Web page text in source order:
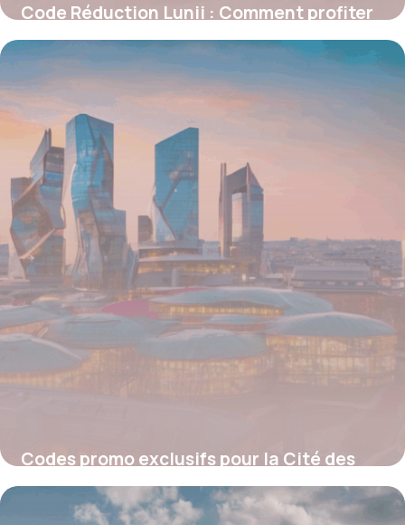
Code Réduction Lunii : Comment profiter
des meilleures offres sur la fabrique
d’histoires audio
5 janvier 2026
Codes promo exclusifs pour la Cité des
Sciences : Économisez sur vos sorties
culturelles